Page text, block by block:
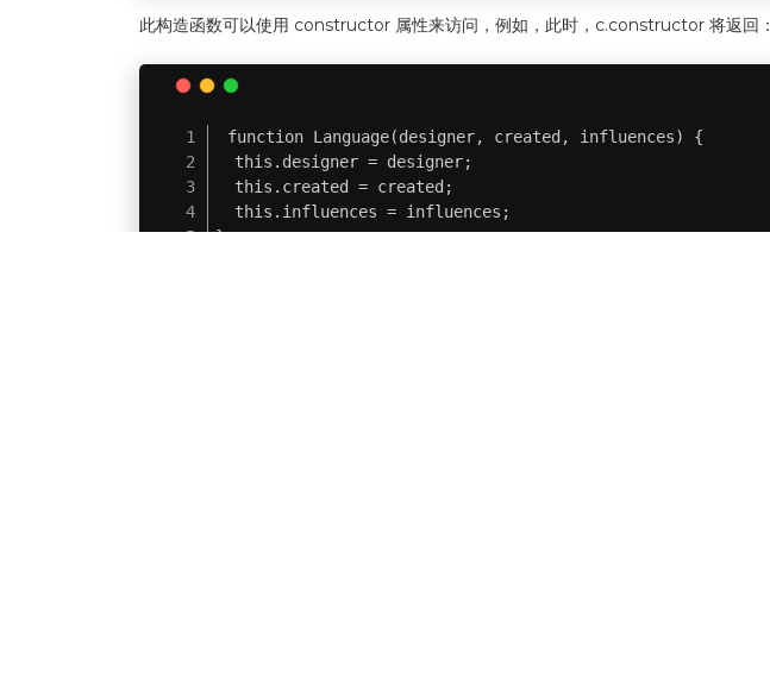
此构造函数可以使用 constructor 属性来访问，例如，此时，c.constructor 将返回：
function Language(designer, created, influences) {
  this.designer = designer;
  this.created = created;
  this.influences = influences;
}